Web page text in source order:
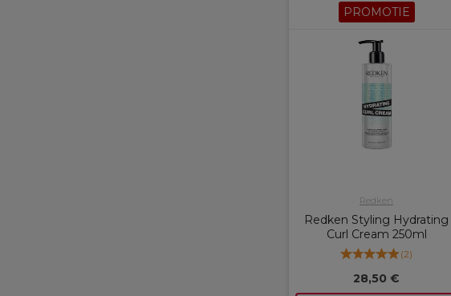
PROMOTIE
Redken
Redken Styling Hydrating
Curl Cream 250ml
(2)
28,50 €